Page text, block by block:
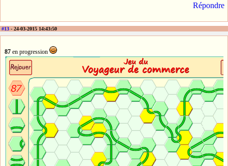
Répondre
#13 - 24-03-2015 14:43:50
87 en progression